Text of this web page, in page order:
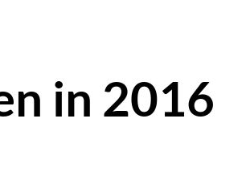
in 2016